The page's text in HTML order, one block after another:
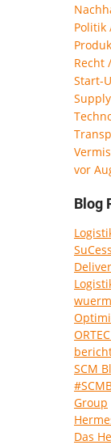
Politik
Recht
Start-
vor
Blog
SuCess
SCM
Group
Das